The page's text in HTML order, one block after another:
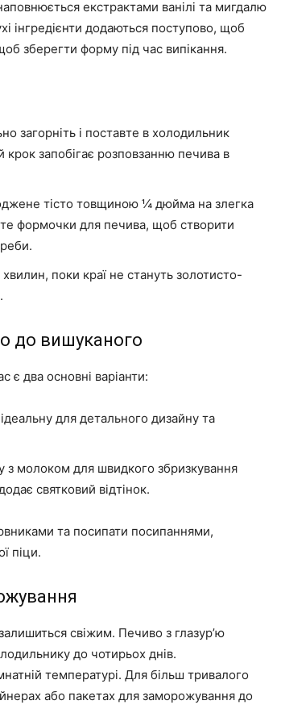
екстрактами ванілі та мигдалю
інгредієнти додаються поступово, щоб
зберегти форму під час випікання.
загорніть і поставте в холодильник
запобігає розповзанню печива в
тісто товщиною ¼ дюйма на злегка
формочки для печива, щоб створити
поки краї не стануть золотисто-
до вишуканого
є два основні варіанти:
для детального дизайну та
з молоком для швидкого збризкування
святковий відтінок.
та посипати посипаннями,
піци.
свіжим. Печиво з глазур’ю
до чотирьох днів.
температурі. Для більш тривалого
або пакетах для заморожування до